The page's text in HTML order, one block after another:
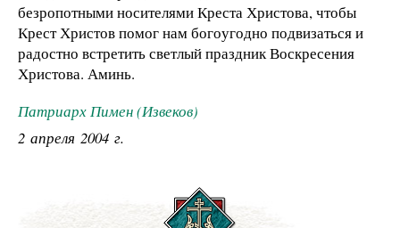
безропот­ными носителями Креста Христова, чтобы
Крест Христов помог нам бого­угодно подвизаться и
радостно встре­тить светлый праздник Воскресения
Христова. Аминь.
Патриарх Пимен (Извеков)
2 апреля 2004 г.